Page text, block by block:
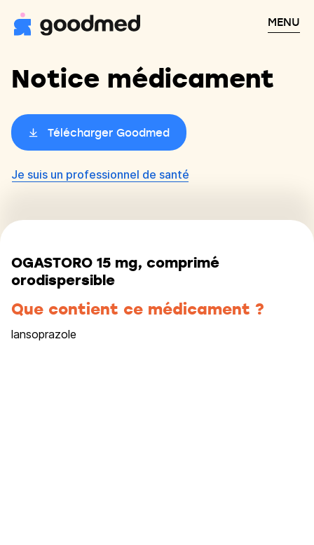
MENU
Notice médicament
Télécharger Goodmed
Je suis un professionnel de santé
OGASTORO 15 mg, comprimé
orodispersible
Que contient ce médicament ?
lansoprazole